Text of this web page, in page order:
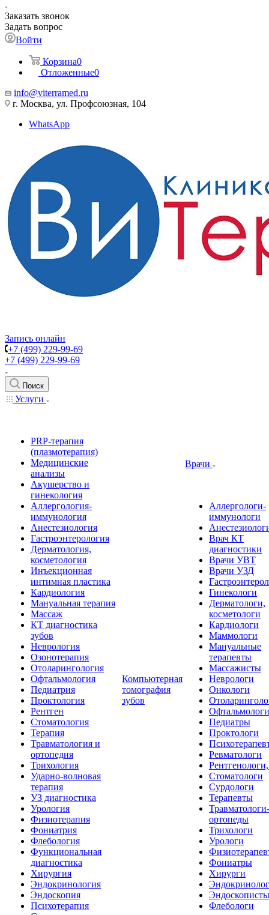
Заказать звонок
Задать вопрос
Войти
Корзина0
Отложенные0
info@viterramed.ru
г. Москва, ул. Профсоюзная, 104
WhatsApp
Запись онлайн
+7 (499) 229-99-69
+7 (499) 229-99-69
Поиск
Услуги
PRP-терапия
(плазмотерапия)
Медицинские
анализы
Акушерство и
гинекология
Аллергология-
иммунология
Анестезиология
Гастроэнтерология
Дерматология,
косметология
Инъекционная
интимная пластика
Кардиология
Мануальная терапия
Массаж
КТ диагностика
зубов
Неврология
Озонотерапия
Отоларингология
Офтальмология
Педиатрия
Проктология
Рентген
Стоматология
Терапия
Травматология и
ортопедия
Трихология
Ударно-волновая
терапия
УЗ диагностика
Урология
Физиотерапия
Фониатрия
Флебология
Функциональная
диагностика
Хирургия
Эндокринология
Эндоскопия
Психотерапия
Компьютерная
томография
зубов
Врачи
Аллергологи-
иммунологи
Врач КТ
диагностики
Врачи УВТ
Врачи УЗД
Гинекологи
Дерматологи,
косметологи
Кардиологи
Маммологи
Мануальные
терапевты
Массажисты
Неврологи
Онкологи
Офтальмологи
Педиатры
Проктологи
Ревматологи
Стоматологи
Сурдологи
Терапевты
Травматологи-
ортопеды
Трихологи
Урологи
Фониатры
Хирурги
Эндоскописты
Флебологи